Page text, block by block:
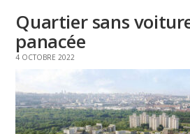
Quartier sans
panacée
4 OCTOBRE 2022